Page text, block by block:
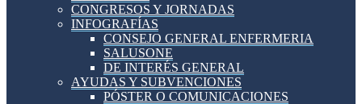
CONGRESOS Y JORNADAS
INFOGRAFÍAS
CONSEJO GENERAL ENFERMERIA
SALUSONE
DE INTERÉS GENERAL
AYUDAS Y SUBVENCIONES
PÓSTER O COMUNICACIONES